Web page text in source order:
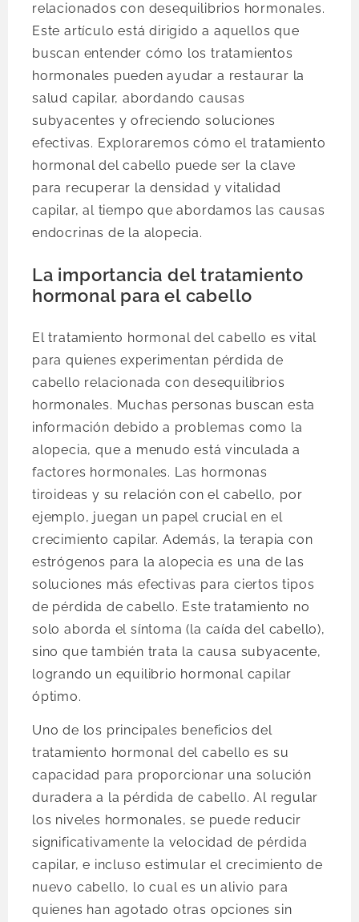
relacionados con desequilibrios hormonales.
Este artículo está dirigido a aquellos que
buscan entender cómo los tratamientos
hormonales pueden ayudar a restaurar la
salud capilar, abordando causas
subyacentes y ofreciendo soluciones
efectivas. Exploraremos cómo el tratamiento
hormonal del cabello puede ser la clave
para recuperar la densidad y vitalidad
capilar, al tiempo que abordamos las causas
endocrinas de la alopecia.
La importancia del tratamiento
hormonal para el cabello
El tratamiento hormonal del cabello es vital
para quienes experimentan pérdida de
cabello relacionada con desequilibrios
hormonales. Muchas personas buscan esta
información debido a problemas como la
alopecia, que a menudo está vinculada a
factores hormonales. Las hormonas
tiroideas y su relación con el cabello, por
ejemplo, juegan un papel crucial en el
crecimiento capilar. Además, la terapia con
estrógenos para la alopecia es una de las
soluciones más efectivas para ciertos tipos
de pérdida de cabello. Este tratamiento no
solo aborda el síntoma (la caída del cabello),
sino que también trata la causa subyacente,
logrando un equilibrio hormonal capilar
óptimo.
Uno de los principales beneficios del
tratamiento hormonal del cabello es su
capacidad para proporcionar una solución
duradera a la pérdida de cabello. Al regular
los niveles hormonales, se puede reducir
significativamente la velocidad de pérdida
capilar, e incluso estimular el crecimiento de
nuevo cabello, lo cual es un alivio para
quienes han agotado otras opciones sin